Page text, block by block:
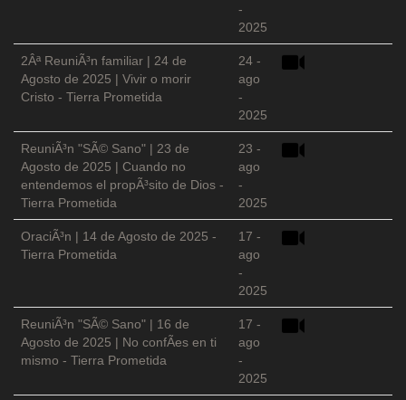
-
2025
2Âª ReuniÃ³n familiar | 24 de
Agosto de 2025 | Vivir o morir
Cristo - Tierra Prometida
24 -
ago
-
2025
ReuniÃ³n "SÃ© Sano" | 23 de
Agosto de 2025 | Cuando no
entendemos el propÃ³sito de Dios -
Tierra Prometida
23 -
ago
-
2025
OraciÃ³n | 14 de Agosto de 2025 -
Tierra Prometida
17 -
ago
-
2025
ReuniÃ³n "SÃ© Sano" | 16 de
Agosto de 2025 | No confÃ­es en ti
mismo - Tierra Prometida
17 -
ago
-
2025